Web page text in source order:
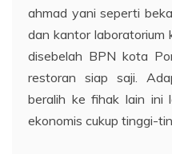
ahmad yani seperti
dan kantor laboratorium
disebelah BPN kota
restoran siap saji.
beralih ke fihak lain ini
ekonomis cukup tinggi-